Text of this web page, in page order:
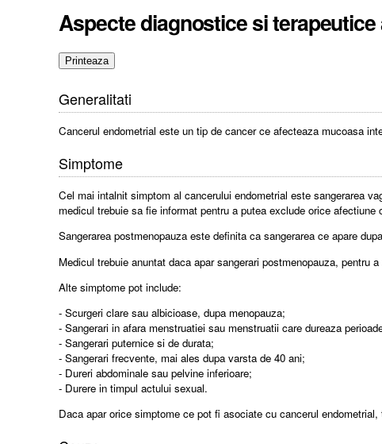
Aspecte diagnostice si
Generalitati
Cancerul endometrial este un tip de cancer ce afecteaza mucoasa
Simptome
Cel mai intalnit simptom al cancerului endometrial este sangerarea
medicul trebuie sa fie informat pentru a putea exclude orice afectiune
Sangerarea postmenopauza este definita ca sangerarea ce apare
Medicul trebuie anuntat daca apar sangerari postmenopauza, pentru
Alte simptome pot include:
- Scurgeri clare sau albicioase, dupa menopauza;
- Sangerari in afara menstruatiei sau menstruatii care dureaza
- Sangerari puternice si de durata;
- Sangerari frecvente, mai ales dupa varsta de 40 ani;
- Dureri abdominale sau pelvine inferioare;
- Durere in timpul actului sexual.
Daca apar orice simptome ce pot fi asociate cu cancerul